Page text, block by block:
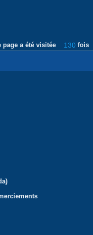
page a été visitée 130 fois